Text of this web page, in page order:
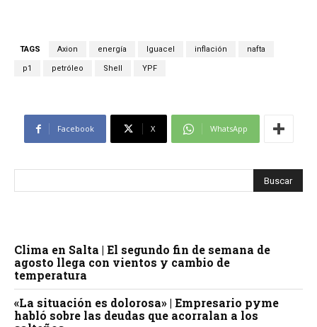
TAGS Axion energía Iguacel inflación nafta
p1 petróleo Shell YPF
Facebook X WhatsApp
Clima en Salta | El segundo fin de semana de
agosto llega con vientos y cambio de
temperatura
«La situación es dolorosa» | Empresario pyme
habló sobre las deudas que acorralan a los